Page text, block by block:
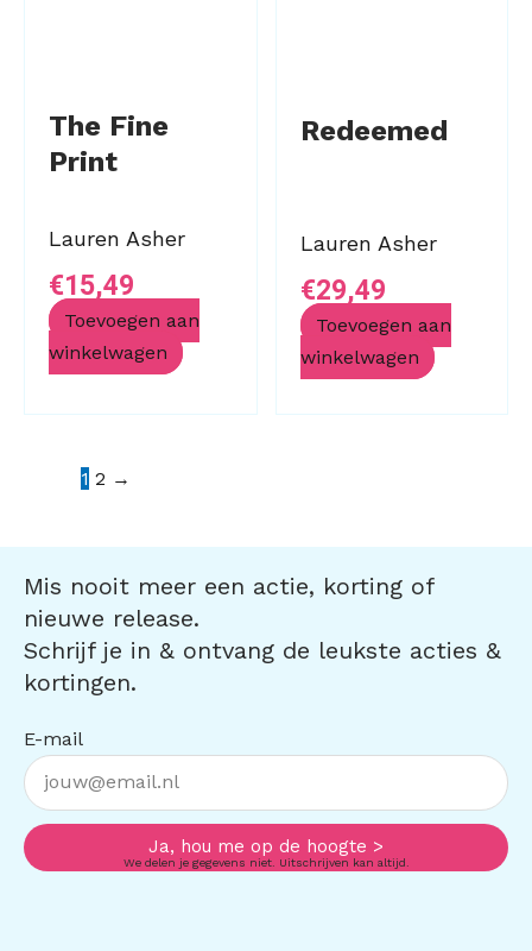
The Fine
Print
Lauren Asher
€15,49
Toevoegen aan
winkelwagen
Redeemed
Lauren Asher
€29,49
Toevoegen aan
winkelwagen
1 2 →
Mis nooit meer een actie, korting of
nieuwe release.
Schrijf je in & ontvang de leukste acties &
kortingen.
E-mail
Ja, hou me op de hoogte >
We delen je gegevens niet. Uitschrijven kan altijd.